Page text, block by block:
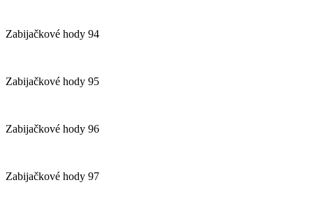
Zabijačkové hody 94
Zabijačkové hody 95
Zabijačkové hody 96
Zabijačkové hody 97